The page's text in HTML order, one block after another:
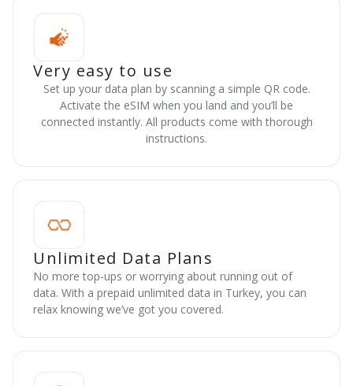
Very easy to use
Set up your data plan by scanning a simple QR code.
Activate the eSIM when you land and you’ll be
connected instantly. All products come with thorough
instructions.
Unlimited Data Plans
No more top-ups or worrying about running out of
data. With a prepaid unlimited data in Turkey, you can
relax knowing we’ve got you covered.